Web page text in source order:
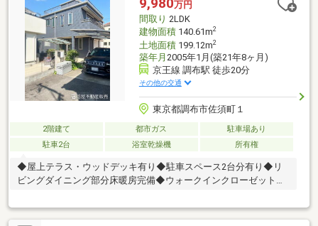
不安も気軽にご相談ください。家族の「いいな」を一緒に育てま
しょう。
9,980万円
間取り 2LDK
建物面積140.61m2
土地面積199.12m2
築年月 2005年1月(築21年8ヶ月)
京王線 調布駅 徒歩20分
その他の交通
東京都調布市佐須町１
2階建て 都市ガス
駐車場あり
駐車2台
浴室乾燥機 所有権
◆屋上テラス・ウッドデッキ有り◆駐車スペース2台分有り◆リ
ビングダイニング部分床暖房完備◆ウォークインクローゼット付